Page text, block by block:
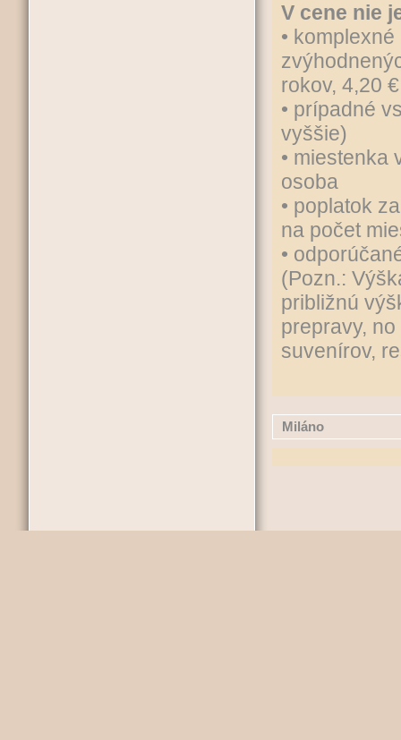
V cene nie
•
rokov, 4,20
• prípadné
vyššie)
• miestenka
osoba
• poplatok
na počet
•
(Pozn.:
približnú
prepravy,
suvenírov,
Miláno